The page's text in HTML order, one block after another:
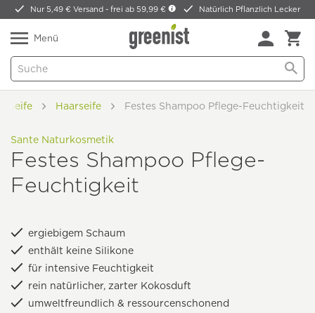
Nur 5,49 € Versand -frei ab 59,99 € Natürlich Pflanzlich Lecker
Menü
Seife Haarseife Festes Shampoo Pflege-Feuchtigkeit
Sante Naturkosmetik
Festes Shampoo Pflege-
Feuchtigkeit
ergiebigem Schaum
enthält keine Silikone
für intensive Feuchtigkeit
rein natürlicher, zarter Kokosduft
umweltfreundlich & ressourcenschonend